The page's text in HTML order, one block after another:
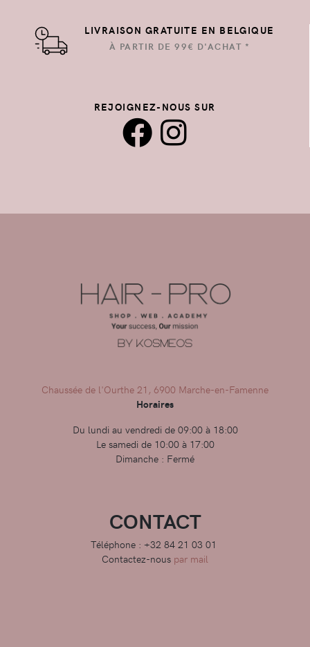
LIVRAISON GRATUITE EN BELGIQUE
À PARTIR DE 99€ D'ACHAT *
REJOIGNEZ-NOUS SUR
Chaussée de l'Ourthe 21, 6900 Marche-en-Famenne
Horaires
Du lundi au vendredi de 09:00 à 18:00
Le samedi de 10:00 à 17:00
Dimanche : Fermé
CONTACT
Téléphone : +32 84 21 03 01
Contactez-nous par mail